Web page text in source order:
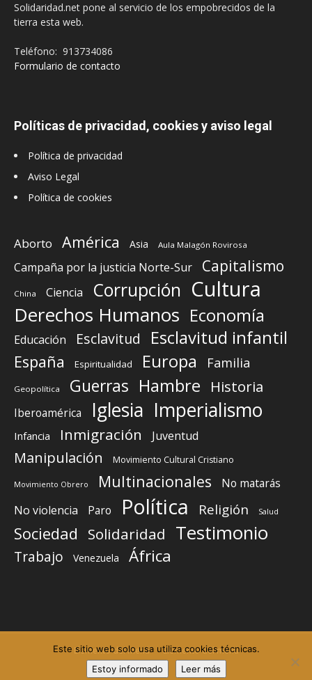
Solidaridad.net pone al servicio de los empobrecidos de la
tierra esta web.
Teléfono: 913734086
Formulario de contacto
Políticas de privacidad, cookies y aviso legal
Política de privacidad
Aviso Legal
Política de cookies
Aborto América Asia Aula Malagón Rovirosa
Campaña por la justicia Norte-Sur Capitalismo
China Ciencia Corrupción Cultura
Derechos Humanos Economía
Educación Esclavitud Esclavitud infantil
España Espiritualidad Europa Familia
Geopolítica Guerras Hambre Historia
Iberoamérica Iglesia Imperialismo
Infancia Inmigración Juventud
Manipulación Movimiento Cultural Cristiano
Movimiento Obrero Multinacionales
No matarás
No violencia
Paro Política Religión Salud
Sociedad Solidaridad Testimonio
Trabajo Venezuela África
Elemento del menú Elemento del menú
©
Este sitio web solo usa utiliza cookies técnicas.
Estoy informado
Leer más